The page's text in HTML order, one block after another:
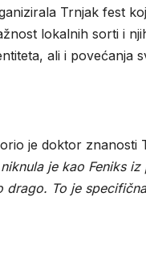
Trnjak fest
lokalnih sorti i
ali i povećanja
je doktor znanosti
je kao Feniks
drago. To je